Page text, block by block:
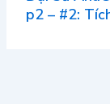
p2 – #2: